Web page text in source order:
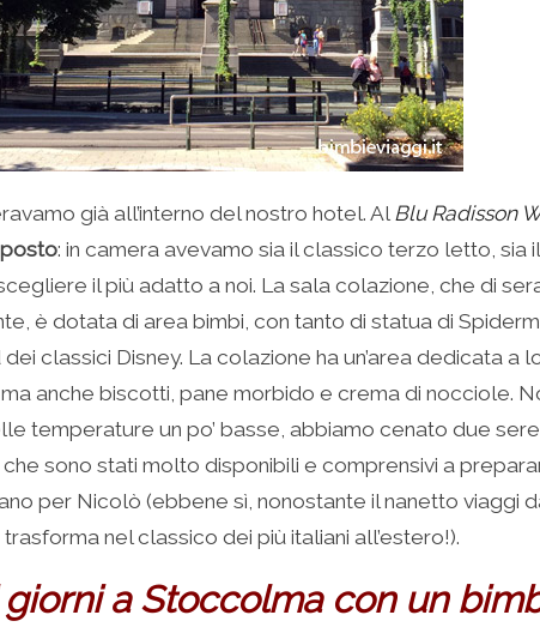
già all’interno del nostro hotel. Al Blu Radisson
: in camera avevamo sia il classico terzo letto, sia
il più adatto a noi. La sala colazione, che di
è dotata di area bimbi, con tanto di statua di
classici Disney. La colazione ha un’area dedicata a
anche biscotti, pane morbido e crema di nocciole.
temperature un po’ basse, abbiamo cenato due
sono stati molto disponibili e comprensivi a
per Nicolò (ebbene sì, nonostante il nanetto viaggi
nel classico dei più italiani all’estero!).
giorni a Stoccolma con un